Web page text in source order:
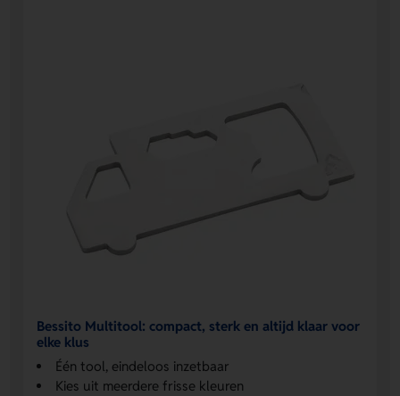
Bessito Multitool: compact, sterk en altijd klaar voor
elke klus
Één tool, eindeloos inzetbaar
Kies uit meerdere frisse kleuren